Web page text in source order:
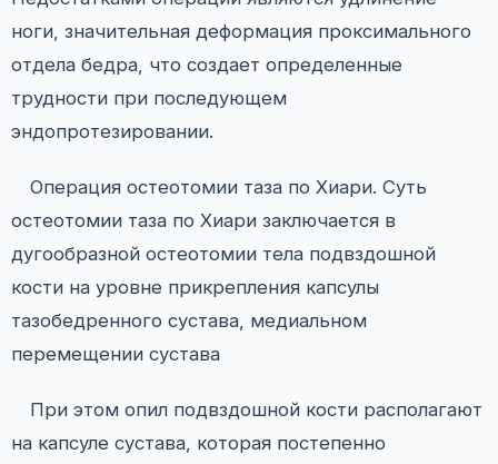
ноги, значительная деформация проксимального
отдела бедра, что создает определенные
трудности при последующем
эндопротезировании.
Операция остеотомии таза по Хиари. Суть
остеотомии таза по Хиари заключается в
дугообразной остеотомии тела подвздошной
кости на уровне прикрепления капсулы
тазобедренного сустава, медиальном
перемещении сустава
При этом опил подвздошной кости располагают
на капсуле сустава, которая постепенно